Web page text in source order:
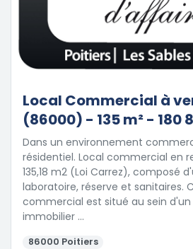
Local Commercial à
(86000) - 135 m² - 180
Dans un environnement
résidentiel. Local commercial en
135,18 m2 (Loi Carrez), composé
laboratoire, réserve et sanitaires.
commercial est situé au sein
immobilier …
86000 Poitiers